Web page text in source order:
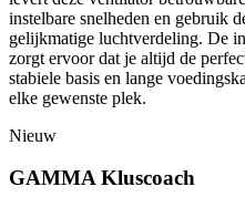
instelbare snelheden en gebruik
gelijkmatige luchtverdeling. De
zorgt ervoor dat je altijd de
stabiele basis en lange
elke gewenste plek.
Nieuw
GAMMA Kluscoach